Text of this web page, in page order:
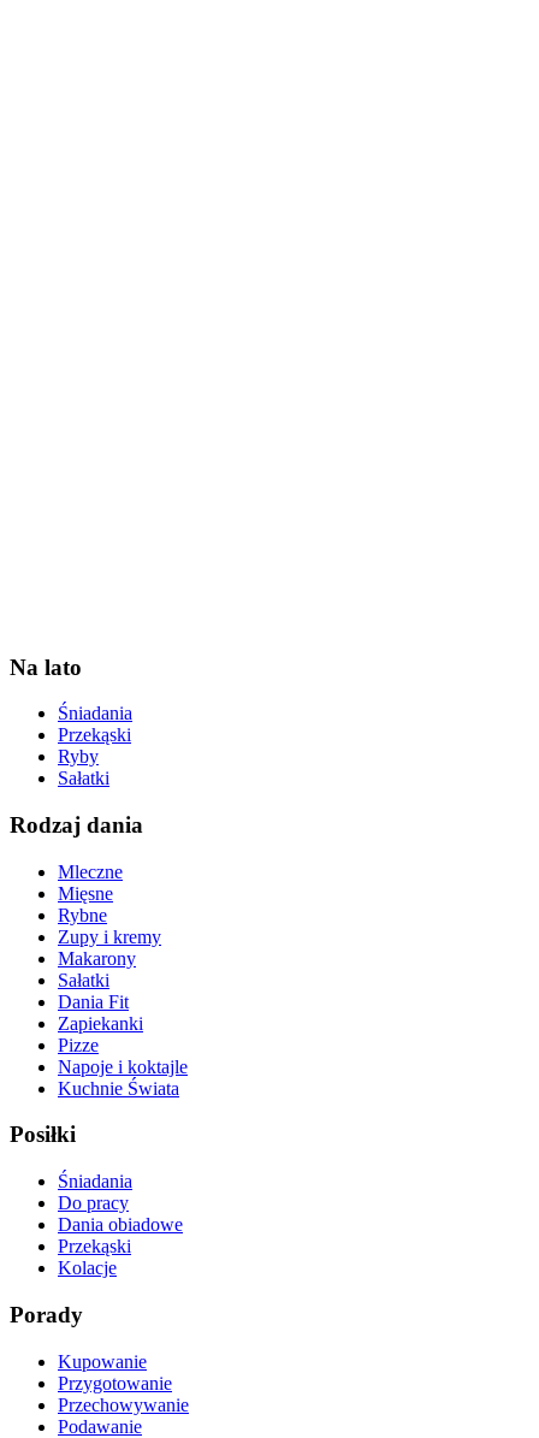
Na lato
Śniadania
Przekąski
Ryby
Sałatki
Rodzaj dania
Mleczne
Mięsne
Rybne
Zupy i kremy
Makarony
Sałatki
Dania Fit
Zapiekanki
Pizze
Napoje i koktajle
Kuchnie Świata
Posiłki
Śniadania
Do pracy
Dania obiadowe
Przekąski
Kolacje
Porady
Kupowanie
Przygotowanie
Przechowywanie
Podawanie